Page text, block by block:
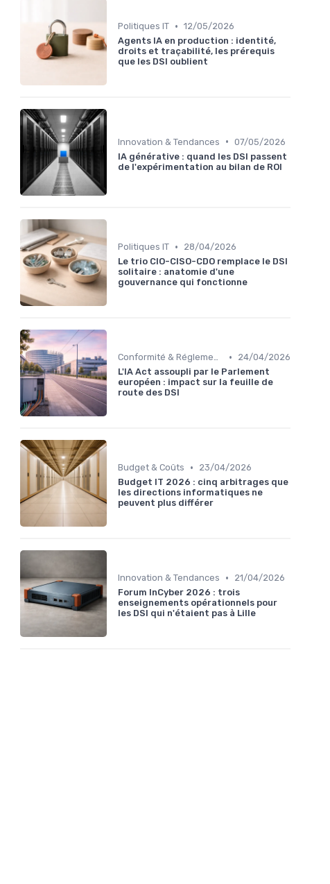
Politiques IT • 12/05/2026
Agents IA en production : identité,
droits et traçabilité, les prérequis
que les DSI oublient
Innovation & Tendances • 07/05/2026
IA générative : quand les DSI passent
de l'expérimentation au bilan de ROI
Politiques IT •
28/04/2026
Le trio CIO-CISO-CDO remplace le DSI
solitaire : anatomie d'une
gouvernance qui fonctionne
Conformité & Réglementations •
24/04/2026
L'IA Act assoupli par le Parlement
européen : impact sur la feuille de
route des DSI
Budget & Coûts •
23/04/2026
Budget IT 2026 : cinq arbitrages que
les directions informatiques ne
peuvent plus différer
Innovation & Tendances •
21/04/2026
Forum InCyber 2026 : trois
enseignements opérationnels pour
les DSI qui n'étaient pas à Lille